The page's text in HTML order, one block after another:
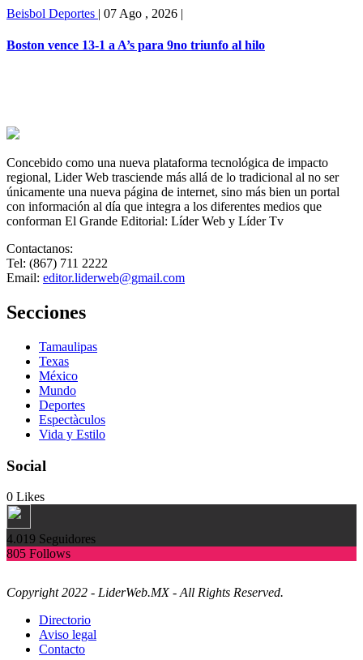
Beisbol Deportes | 07 Ago , 2026 |
Boston vence 13-1 a A’s para 9no triunfo al hilo
Concebido como una nueva plataforma tecnológica de impacto
regional, Lider Web trasciende más allá de lo tradicional al no ser
únicamente una nueva página de internet, sino más bien un portal
con información al día que integra a los diferentes medios que
conforman El Grande Editorial: Líder Web y Líder Tv
Contactanos:
Tel: (867) 711 2222
Email: editor.liderweb@gmail.com
Secciones
Tamaulipas
Texas
México
Mundo
Deportes
Espectàculos
Vida y Estilo
Social
0 Likes
4.019 Seguidores
805 Follows
Copyright 2022 - LiderWeb.MX - All Rights Reserved.
Directorio
Aviso legal
Contacto